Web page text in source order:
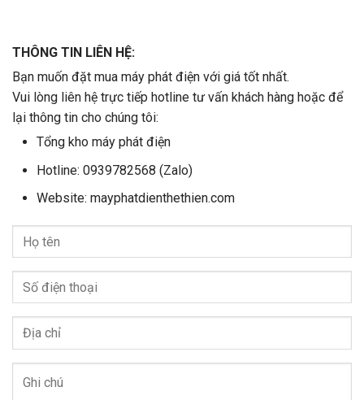
THÔNG TIN LIÊN HỆ:
Bạn muốn đặt mua máy phát điện với giá tốt nhất.
Vui lòng liên hệ trực tiếp hotline tư vấn khách hàng hoặc để
lại thông tin cho chúng tôi:
Tổng kho máy phát điện
Hotline: 0939782568 (Zalo)
Website: mayphatdienthethien.com